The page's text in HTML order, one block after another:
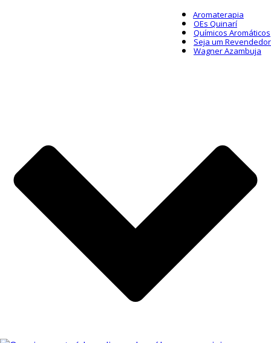
Aromaterapia
OEs Quinarí
Químicos Aromáticos
Seja um Revendedor
Wagner Azambuja